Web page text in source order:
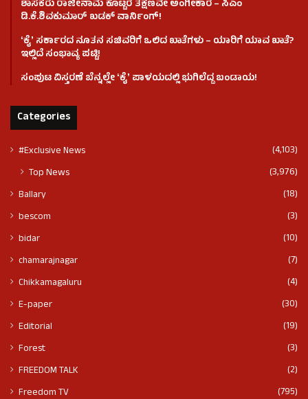
ಶಾಸಕರು ರಾಜೀನಾಮೆ ಕೊಟ್ಟರೆ ತಕ್ಷಣವೇ ಅಂಗೀಕಾರ – ಸಿಎಂ
ಡಿ.ಕೆ.ಶಿವಕುಮಾರ್ ಖಡಕ್ ವಾರ್ನಿಂಗ್!
ʻಕೈʼ ಸರ್ಕಾರದ ನೂತನ ಸಚಿವರಿಗೆ ಒಲಿದ ಖಾತೆಗಳು – ಯಾರಿಗೆ ಯಾವ ಖಾತೆ?
ಇಲ್ಲಿದೆ ಸಂಭಾವ್ಯ ಪಟ್ಟಿ!
ಸಂಪುಟ ವಿಸ್ತರಣೆ ಬೆನ್ನಲ್ಲೇ ʻಕೈʼ ಪಾಳಯದಲ್ಲಿ ಭುಗಿಲೆದ್ದ ಬಂಡಾಯ!
Categories
#Exclusive News (4,103)
Top News (3,976)
Ballary
(18)
bescom
(3)
bidar
(10)
chamarajnagar
(7)
Chikkamagaluru
(4)
E-paper
(30)
Editorial
(19)
Forest
(3)
FREEDOM TALK
(2)
Freedom TV
(795)